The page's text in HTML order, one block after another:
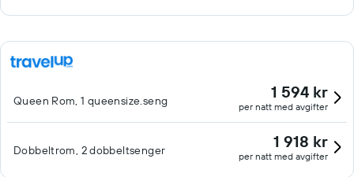
Queen Rom, 1 queensize.seng 1 594 kr
per natt med avgifter
Dobbeltrom, 2 dobbeltsenger 1 918 kr
per natt med avgifter